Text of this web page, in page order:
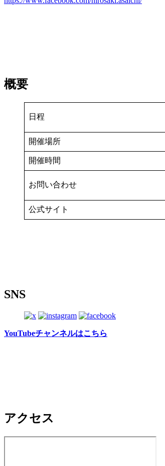
概要
日程
開催場所
開催時間
お問い合わせ
公式サイト
SNS
YouTubeチャンネルはこちら
アクセス